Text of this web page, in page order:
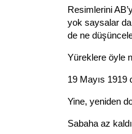
Resimlerini
yok saysalar
de ne
Yüreklere öyle
19 Mayıs 1919
Yine, yeniden
Sabaha az